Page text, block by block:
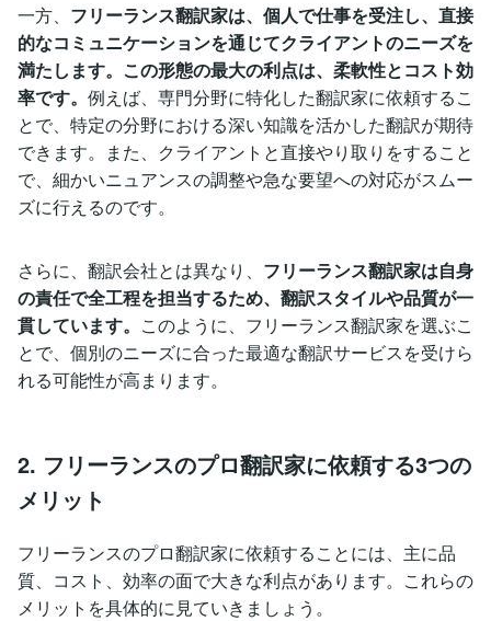
一方、 フリーランス翻訳家は、個人で仕事を受注し、直接
的なコミュニケーションを通じてクライアントのニーズを
満たします。この形態の最大の利点は、柔軟性とコスト効
率です。 例えば、専門分野に特化した翻訳家に依頼するこ
とで、特定の分野における深い知識を活かした翻訳が期待
できます。また、クライアントと直接やり取りをすること
で、細かいニュアンスの調整や急な要望への対応がスムー
ズに行えるのです。
さらに、翻訳会社とは異なり、 フリーランス翻訳家は自身
の責任で全工程を担当するため、翻訳スタイルや品質が一
貫しています。 このように、フリーランス翻訳家を選ぶこ
とで、個別のニーズに合った最適な翻訳サービスを受けら
れる可能性が高まります。
2. フリーランスのプロ翻訳家に依頼する3つの
メリット
フリーランスのプロ翻訳家に依頼することには、主に品
質、コスト、効率の面で大きな利点があります。これらの
メリットを具体的に見ていきましょう。